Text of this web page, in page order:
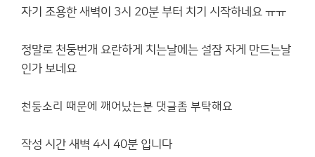
자기 조용한 새벽이 3시 20분 부터 치기 시작하네요 ㅠㅠ
정말로 천둥번개 요란하게 치는날에는 설잠 자게 만드는날
인가 보네요
천둥소리 때문에 깨어났는분 댓글좀 부탁해요
작성 시간 새벽 4시 40분 입니다